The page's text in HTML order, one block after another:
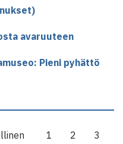
avaruuteen
Pieni pyhättö
Sivu
1 Sivu
2 Sivu
3